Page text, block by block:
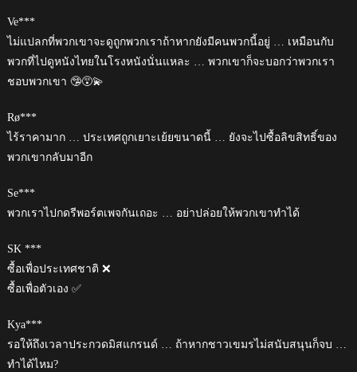
Ve***
ไม่แปลกที่พวกเขาจะดูถูกพวกเราถ้าหากยังมีคนพวกนี้อยู่ … เหมือนกับ
พวกที่ไปดูหนังไทยในโรงหนังนั่นแหละ … พวกเขาก็จะบอกว่าพวกเรา
ชอบพวกเขา 🤥😵‍💫
Rø***
ไร้ราคามาก … ประเทศถูกเยาะเย้ยขนาดนี้ … ยังจะไปซื้อลิขสิทธิ์ของ
พวกเขากลับมาอีก
Se***
พวกเราไปกดรีพอร์ตเพจกันเถอะ … อย่าปล่อยให้พวกเขาทำได้
SK ***
ซื้อเพื่อประเทศชาติ ❌
ซื้อเพื่อตัวเอง ✅
Kya***
รอให้ถึงเวลาประกวดมิสแกรนด์ … ถ้าหากชาวเขมรไม่สนับสนุนก็จบ …
ทำได้ไหม?